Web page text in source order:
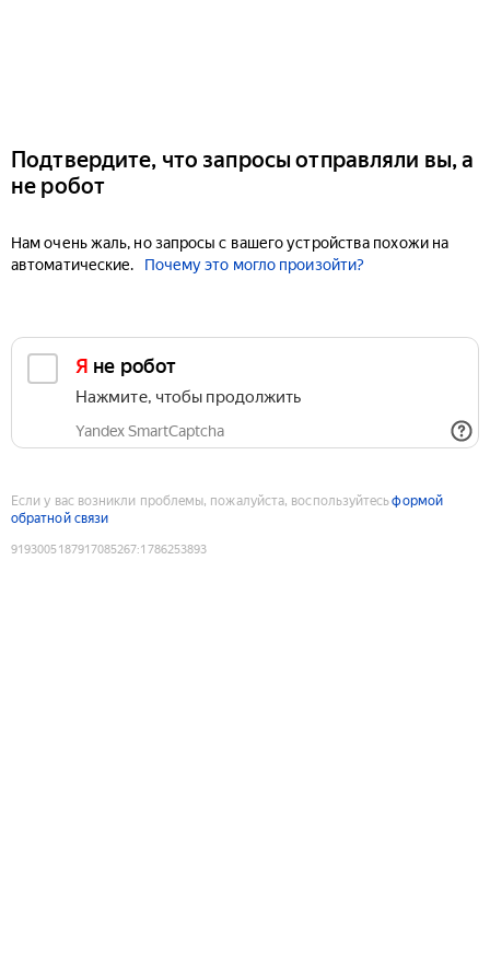
Подтвердите, что запросы отправляли вы, а
не робот
Нам очень жаль, но запросы с вашего устройства похожи на
автоматические.
Почему это могло произойти?
Я не робот
Нажмите, чтобы продолжить
Yandex SmartCaptcha
Если у вас возникли проблемы, пожалуйста, воспользуйтесьформой
обратной связи
9193005187917085267:1786253893